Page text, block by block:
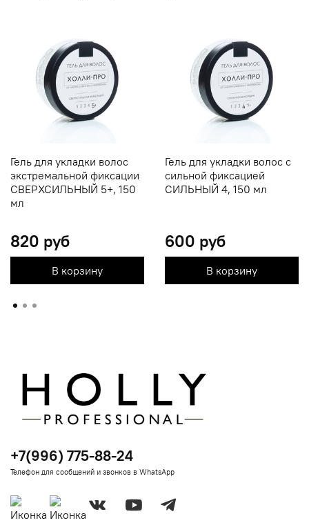
Гель для укладки волос
экстремальной фиксации
СВЕРХСИЛЬНЫЙ 5+, 150
мл
820 руб
В корзину
Гель для укладки волос с
сильной фиксацией
СИЛЬНЫЙ 4, 150 мл
600 руб
В корзину
+7(996) 775-88-24
Телефон для сообщений и звонков в WhatsApp